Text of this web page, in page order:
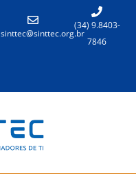
sinttec@sinttec.org.br
(34) 9.8403-
7846